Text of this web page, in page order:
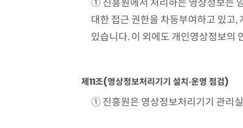
대한 접근 권한을 차등부여하고 있고,
있습니다. 이 외에도 개인영상정보의
제11조(영상정보처리기기 설치·운영 점검)
① 진흥원은 영상정보처리기기 관리